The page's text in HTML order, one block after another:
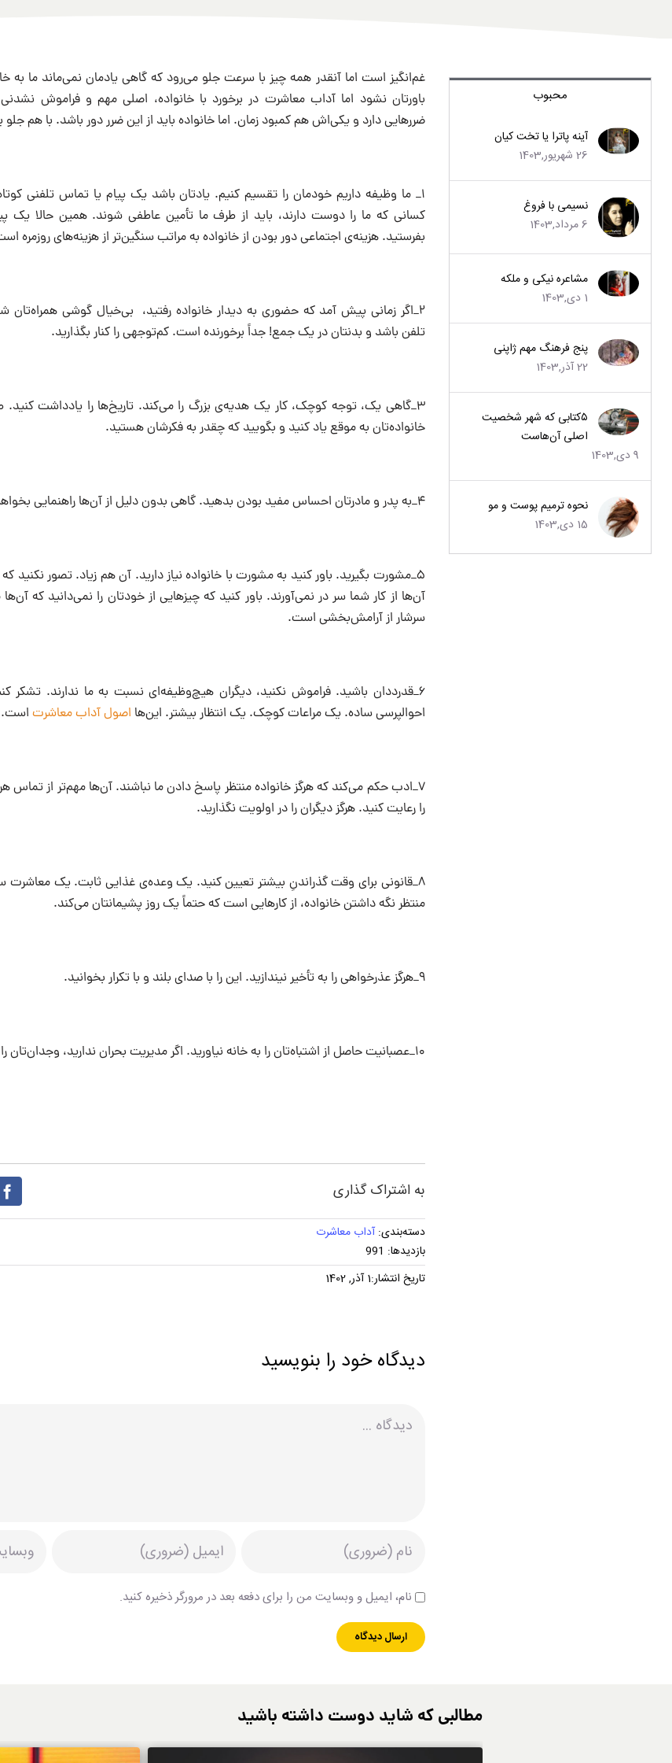
محبوب
آینه پاترا یا تخت کیان
26 شهریور,1403
نسیمی با فروغ
6 مرداد,1403
مشاعره نیکی و ملکه
1 دی,1403
پنج فرهنگ مهم ژاپنی
22 آذر,1403
۵کتابی که شهر شخصیت
اصلی آن‌هاست
9 دی,1403
نحوه ترمیم پوست و مو
15 دی,1403
غم‌انگیز است اما آنقدر همه چیز با سرعت جلو می‌رود که گاهی یادمان نمی‌ماند ما به
باورتان نشود اما آداب معاشرت در برخورد با خانواده، اصلی مهم و فراموش
ضررهایی دارد و یکی‌اش هم کمبود زمان‌. اما خانواده باید از این ضرر دور باشد. با هم جلو
۱_ ما وظیفه داریم خودمان را تقسیم کنیم. یادتان باشد یک پیام یا تماس تلفنی
کسانی که ما را دوست دارند، باید از طرف ما تأمین عاطفی شوند. همین حالا یک
بفرستید. هزینه‌ی اجتماعی دور بودن از خانواده به مراتب سنگین‌تر از هزینه‌های روزمره
۲_اگر زمانی پیش آمد که حضوری به دیدار خانواده رفتید، بی‌خیال گوشی
تلفن باشد و بدنتان در یک جمع! جداً برخورنده است. کم‌توجهی را کنار بگذارید.
۳_گاهی یک، توجه کوچک، کار یک هدیه‌ی بزرگ را می‌کند. تاریخ‌ها را یادداشت کنید.
خانواده‌تان به موقع یاد کنید و بگویید که چقدر به فکرشان هستید.
۴_به پدر و مادرتان احساس مفید بودن بدهید. گاهی بدون دلیل از آن‌ها راهنمایی بخواهید، حتی اگر لازم نداشتید.
۵_مشورت بگیرید. باور کنید به مشورت با خانواده نیاز دارید. آن هم زیاد. تصور نکنید
آن‌ها از کار شما سر در نمی‌آورند. باور کنید که چیزهایی از خودتان را نمی‌دانید که
سرشار از آرامش‌بخشی است.
۶_قدرددان باشید‌. فراموش نکنید، دیگران هیچ‌وظیفه‌ای نسبت به ما ندارند.
احوالپرسی ساده. یک مراعات کوچک. یک انتظار بیشتر‌. این‌ها اصول آداب معاشرت‌ است.
۷_ادب حکم می‌کند که هرگز خانواده منتظر پاسخ دادن ما نباشند. آن‌ها مهم‌تر از تماس
را رعایت کنید. هرگز دیگران را در اولویت نگذارید.
۸_قانونی برای وقت گذراندنِ بیشتر تعیین کنید. یک وعده‌ی غذایی ثابت. یک
منتظر نگه داشتن خانواده، از کارهایی است که حتماً یک روز پشیمانتان می‌کند.
۹_هرگز عذرخواهی را به تأخیر نیندازید. این را با صدای بلند و با تکرار بخوانید.
۱۰_عصبانیت حاصل از اشتباه‌تان را به خانه نیاورید. اگر مدیریت بحران ندارید، وجدان‌تان را به‌کار بگیرید.
به اشتراک گذاری
دسته‌بندی:آداب معاشرت
بازدیدها: 991
تاریخ انتشار:1 آذر, 1402
دیدگاه خود را بنویسید
نام، ایمیل و وبسایت من را برای دفعه بعد در مرورگر ذخیره کنید.
مطالبی که شاید دوست داشته باشید